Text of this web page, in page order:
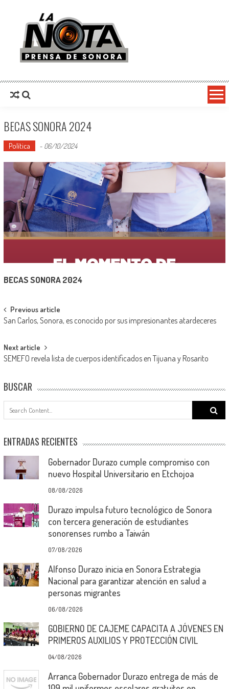
La Nota Prensa De Sonora
BECAS SONORA 2024
Política - 06/10/2024
BECAS SONORA 2024
Post
navigation
Previous article
San Carlos, Sonora, es conocido por sus impresionantes atardeceres
Next article
SEMEFO revela lista de cuerpos identificados en Tijuana y Rosarito
BUSCAR
Search
ENTRADAS RECIENTES
Gobernador Durazo cumple compromiso con
nuevo Hospital Universitario en Etchojoa
08/08/2026
Durazo impulsa futuro tecnológico de Sonora
con tercera generación de estudiantes
sonorenses rumbo a Taiwán
07/08/2026
Alfonso Durazo inicia en Sonora Estrategia
Nacional para garantizar atención en salud a
personas migrantes
06/08/2026
GOBIERNO DE CAJEME CAPACITA A JÓVENES EN
PRIMEROS AUXILIOS Y PROTECCIÓN CIVIL
04/08/2026
Arranca Gobernador Durazo entrega de más de